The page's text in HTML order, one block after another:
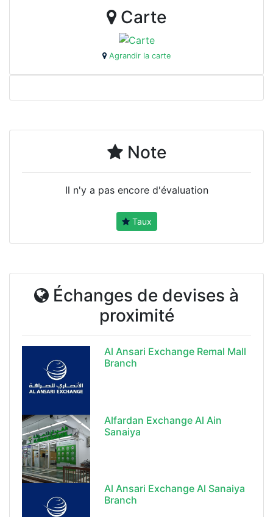
Carte
Agrandir la carte
Note
Il n'y a pas encore d'évaluation
Taux
Échanges de devises à
proximité
Al Ansari Exchange Remal Mall
Branch
Alfardan Exchange Al Ain
Sanaiya
Al Ansari Exchange Al Sanaiya
Branch